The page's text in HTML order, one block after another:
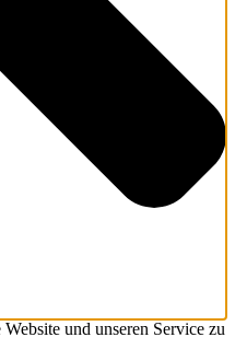
und unseren Service zu